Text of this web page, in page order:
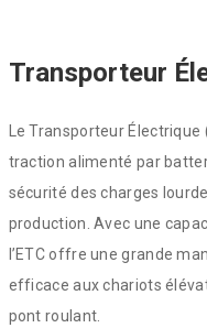
Transporteur
Le Transporteur
traction alimenté par
sécurité des charges
production. Avec une
l’ETC offre une grande
efficace aux chariots
pont roulant.